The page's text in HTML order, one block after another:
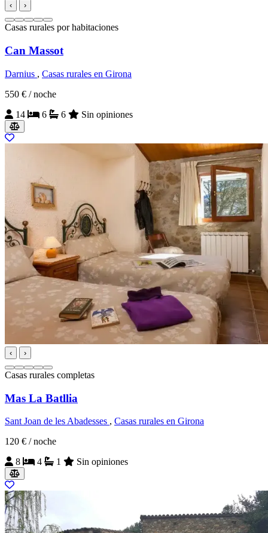
‹ ›
Casas rurales por habitaciones
Can Massot
Darnius , Casas rurales en Girona
550 € / noche
14
6 6 Sin opiniones
‹ ›
Casas rurales completas
Mas La Batllia
Sant Joan de les Abadesses , Casas rurales en Girona
120 € / noche
8
4 1 Sin opiniones